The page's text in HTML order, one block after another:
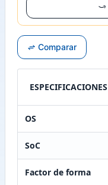
Comparar
ESPECIFICACIONES
OS
SoC
Factor de forma